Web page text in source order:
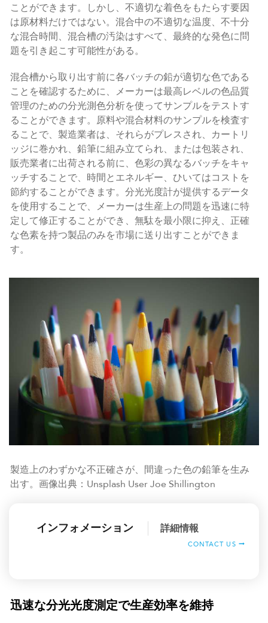
ことができます。しかし、不適切な着色をもたらす要因
は原材料だけではない。混合中の不適切な温度、不十分
な混合時間、混合槽の汚染はすべて、最終的な発色に問
題を引き起こす可能性がある。
混合槽から取り出す前に各バッチの鉛が適切な色である
ことを確認するために、メーカーは最高レベルの色品質
管理のための分光測色分析を使ってサンプルをテストす
ることができます。原料や混合材料のサンプルを検査す
ることで、製造業者は、それらがプレスされ、カートリ
ッジに巻かれ、鉛筆に組み立てられ、または包装され、
販売業者に出荷される前に、色彩の異なるバッチをキャ
ッチすることで、時間とエネルギー、ひいてはコストを
節約することができます。分光光度計が提供するデータ
を使用することで、メーカーは生産上の問題を迅速に特
定して修正することができ、無駄を最小限に抑え、正確
な色素を持つ製品のみを市場に送り出すことができま
す。
製造上のわずかな不正確さが、間違った色の鉛筆を生み
出す。画像出典：Unsplash User Joe Shillington
インフォメーション 詳細情報
CONTACT US
迅速な分光光度測定で生産効率を維持